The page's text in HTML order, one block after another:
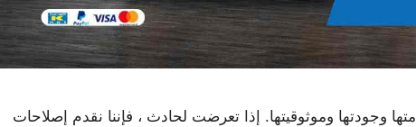
وجودتها وموثوقيتها. إذا تعرضت لحادث ، فإننا نقدم إصلاحات